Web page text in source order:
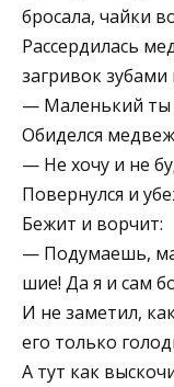
бросала, чайки
Рассердилась
загривок
— Маленький ты
Обиделся
— Не хочу и не
Повернулся и
Бежит и ворчит:
— Подумаешь,
шие! Да я и сам
И не заметил,
его только
А тут как